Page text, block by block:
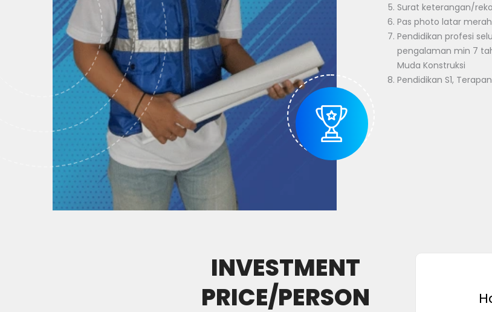
Surat keterangan/
Pas photo latar merah
Pendidikan profesi
pengalaman min 7
Muda Konstruksi
Pendidikan S1,
INVESTMENT
PRICE/PERSON